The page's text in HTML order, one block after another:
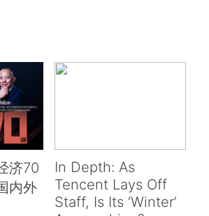
济70
内外
In Depth: As
Tencent Lays Off
Staff, Is Its ‘Winter’